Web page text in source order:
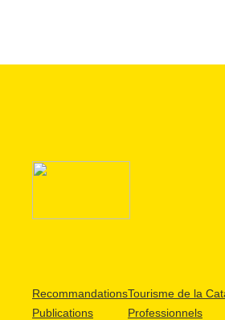
Recommandations
Publications
Tourisme de la
Professionnels